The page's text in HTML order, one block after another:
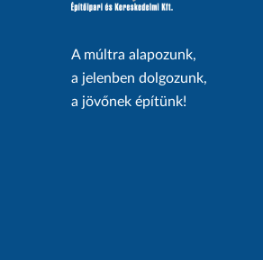
A múltra alapozunk,
a jelenben dolgozunk,
a jövőnek építünk!